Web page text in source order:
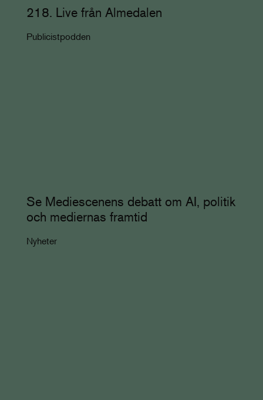
218. Live från Almedalen
Publicistpodden
Se Mediescenens debatt om AI, politik
och mediernas framtid
Nyheter